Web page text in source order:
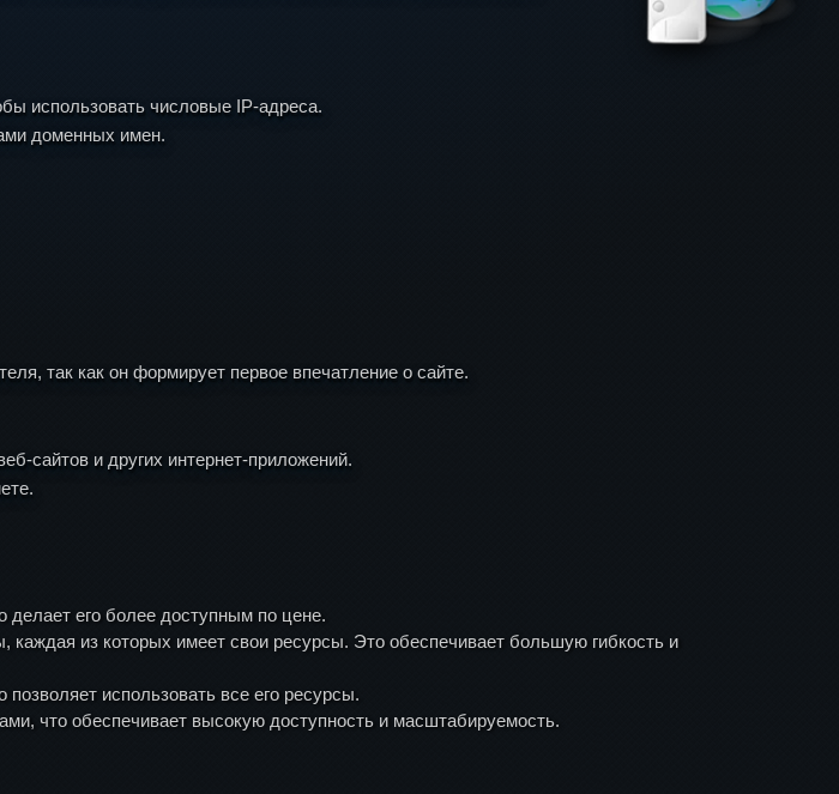
использовать числовые IP-адреса.
доменных имен.
так как он формирует первое впечатление о сайте.
сайтов и других интернет-приложений.
делает его более доступным по цене.
из которых имеет свои ресурсы. Это обеспечивает большую гибкость и
использовать все его ресурсы.
что обеспечивает высокую доступность и масштабируемость.